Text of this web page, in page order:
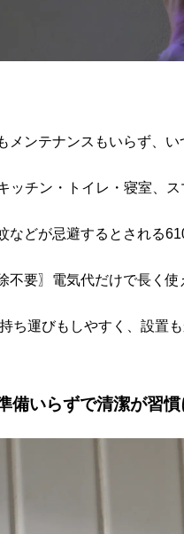
ンテナンスもいらず、
ッチン・トイレ・寝室、ス
などが忌避するとされる
不要〗電気代だけで長く
ち運びもしやすく、設置
備いらずで清潔が習